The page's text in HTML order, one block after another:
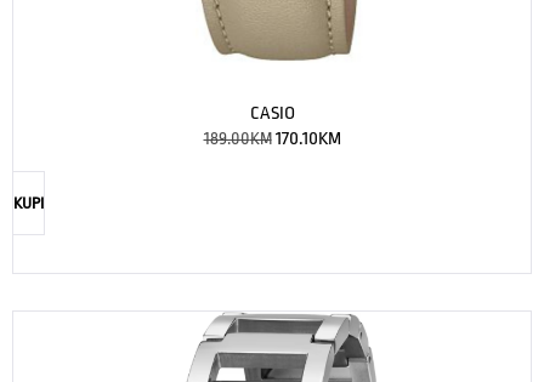
CASIO
189.00KM 170.10KM
KUPI